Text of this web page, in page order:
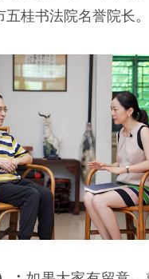
桂书法院名誉院长。